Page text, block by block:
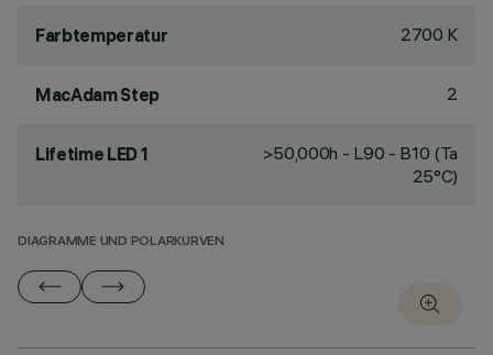
Farbtemperatur 2700 K
MacAdam Step 2
Lifetime LED 1
>50,000h - L90 - B10 (Ta
25°C)
DIAGRAMME UND POLARKURVEN